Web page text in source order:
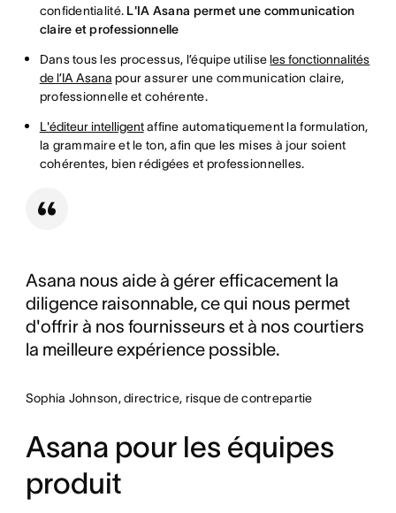
confidentialité. L'IA Asana permet une communication
claire et professionnelle
Dans tous les processus, l’équipe utiliseles fonctionnalités
de l’IA Asana pour assurer une communication claire,
professionnelle et cohérente.
L'éditeur intelligentaffine automatiquement la formulation,
la grammaire et le ton, afin que les mises à jour soient
cohérentes, bien rédigées et professionnelles.
Asana nous aide à gérer efficacement la
diligence raisonnable, ce qui nous permet
d'offrir à nos fournisseurs et à nos courtiers
la meilleure expérience possible.
Sophia Johnson, directrice, risque de contrepartie
Asana pour les équipes
produit